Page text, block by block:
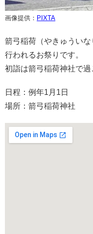
画像提供： PIXTA
箭弓稲荷（やきゅうい
行われるお祭りです。
初詣は箭弓稲荷神社で
日程：例年1月1日
場所：箭弓稲荷神社